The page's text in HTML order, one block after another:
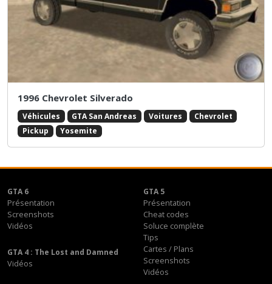
1996 Chevrolet Silverado
Véhicules GTA San Andreas Voitures
Chevrolet
Pickup
Yosemite
GTA 6
Présentation
Screenshots
Vidéos
GTA 5
Présentation
Cheat codes
Soluce complète
Tips
Cartes / Plans
Screenshots
Vidéos
GTA 4 : The Lost and Damned
Vidéos